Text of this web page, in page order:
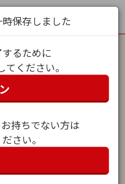
保存しました
るために
てください。
持ちでない方は
さい。